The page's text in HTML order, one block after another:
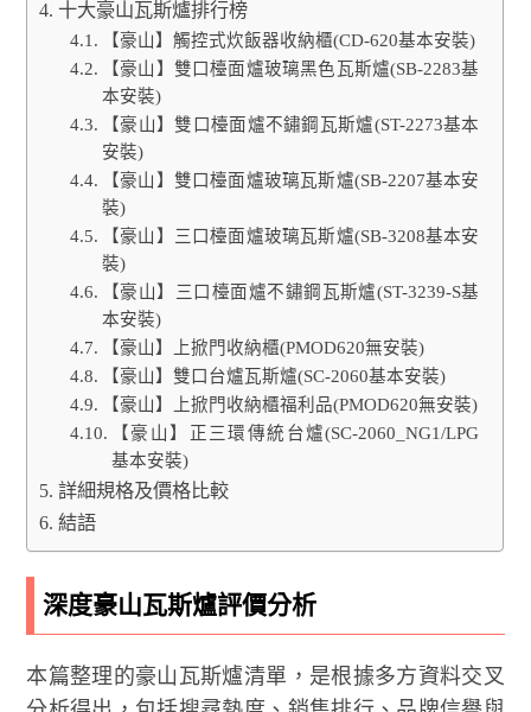
十大豪山瓦斯爐排行榜
【豪山】觸控式炊飯器收納櫃(CD-620基本安裝)
【豪山】雙口檯面爐玻璃黑色瓦斯爐(SB-2283基
本安裝)
【豪山】雙口檯面爐不鏽鋼瓦斯爐(ST-2273基本
安裝)
【豪山】雙口檯面爐玻璃瓦斯爐(SB-2207基本安
裝)
【豪山】三口檯面爐玻璃瓦斯爐(SB-3208基本安
裝)
【豪山】三口檯面爐不鏽鋼瓦斯爐(ST-3239-S基
本安裝)
【豪山】上掀門收納櫃(PMOD620無安裝)
【豪山】雙口台爐瓦斯爐(SC-2060基本安裝)
【豪山】上掀門收納櫃福利品(PMOD620無安裝)
【豪山】正三環傳統台爐(SC-2060_NG1/LPG
基本安裝)
詳細規格及價格比較
結語
深度豪山瓦斯爐評價分析
本篇整理的豪山瓦斯爐清單，是根據多方資料交叉